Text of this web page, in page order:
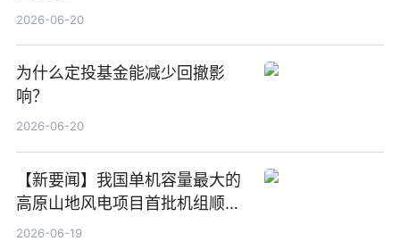
2026-06-20
为什么定投基金能减少回撤影
响？
2026-06-20
【新要闻】我国单机容量最大的
高原山地风电项目首批机组顺利
并网发电
2026-06-19